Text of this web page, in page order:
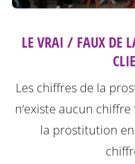
LE VRAI / FAUX DE
Les chiffres de la
n’existe aucun
la prostitution en